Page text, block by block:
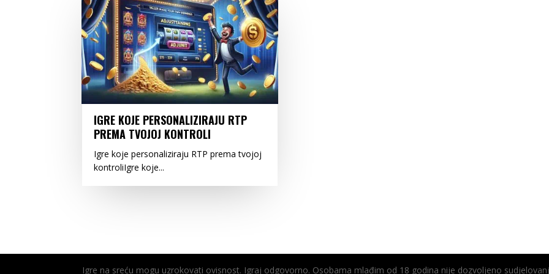
IGRE KOJE PERSONALIZIRAJU RTP
PREMA TVOJOJ KONTROLI
Igre koje personaliziraju RTP prema tvojoj
kontroliIgre koje...
Igre na sreću mogu uzrokovati ovisnost. Igraj odgovorno. Osobama mlađim od 18 godina nije dozvoljeno